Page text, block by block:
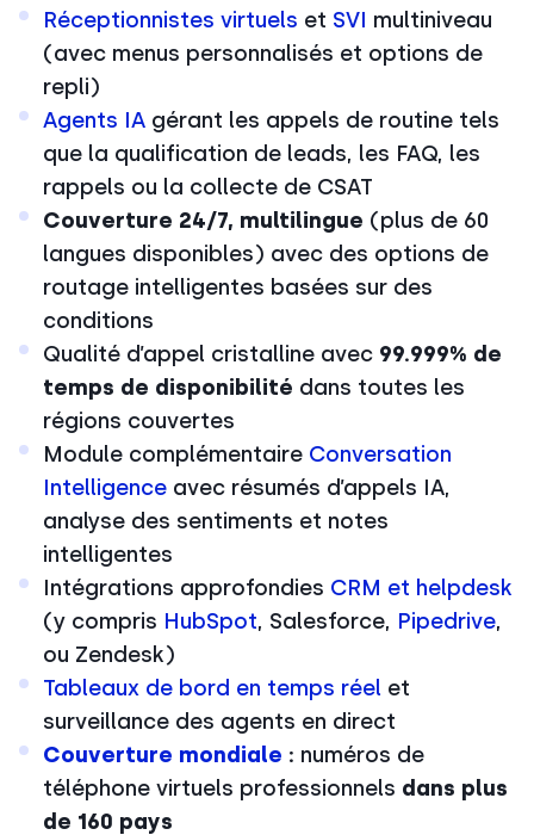
Réceptionnistes virtuels et SVI multiniveau
(avec menus personnalisés et options de
repli)
Agents IA gérant les appels de routine tels
que la qualification de leads, les FAQ, les
rappels ou la collecte de CSAT
Couverture 24/7, multilingue (plus de 60
langues disponibles) avec des options de
routage intelligentes basées sur des
conditions
Qualité d’appel cristalline avec 99.999% de
temps de disponibilité dans toutes les
régions couvertes
Module complémentaire Conversation
Intelligence avec résumés d’appels IA,
analyse des sentiments et notes
intelligentes
Intégrations approfondies CRM et helpdesk
(y compris HubSpot, Salesforce, Pipedrive,
ou Zendesk)
Tableaux de bord en temps réel et
surveillance des agents en direct
Couverture mondiale : numéros de
téléphone virtuels professionnels dans plus
de 160 pays